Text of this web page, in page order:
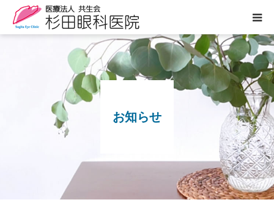
お知らせ
医院案内
診療のご案内
ぶどう膜炎専門外来
眼の病気